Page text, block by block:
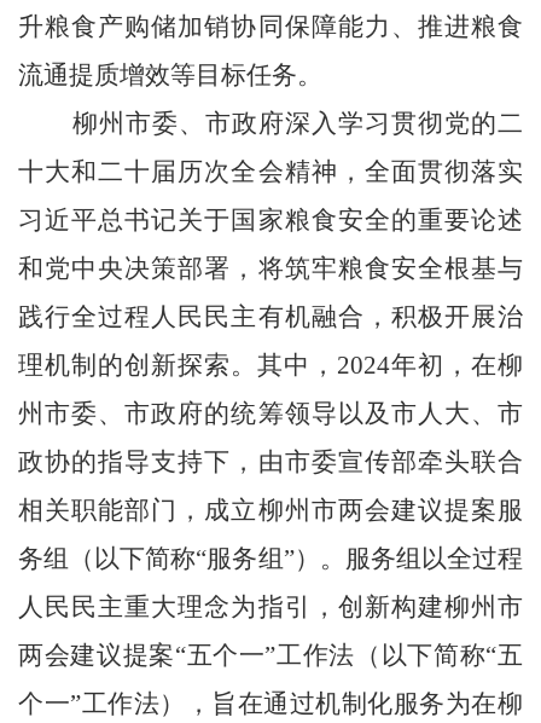
升粮食产购储加销协同保障能力、推进粮食
流通提质增效等目标任务。
柳州市委、市政府深入学习贯彻党的二
十大和二十届历次全会精神，全面贯彻落实
习近平总书记关于国家粮食安全的重要论述
和党中央决策部署，将筑牢粮食安全根基与
践行全过程人民民主有机融合，积极开展治
理机制的创新探索。其中，2024年初，在柳
州市委、市政府的统筹领导以及市人大、市
政协的指导支持下，由市委宣传部牵头联合
相关职能部门，成立柳州市两会建议提案服
务组（以下简称“服务组”）。服务组以全过程
人民民主重大理念为指引，创新构建柳州市
两会建议提案“五个一”工作法（以下简称“五
个一”工作法）， 旨在通过机制化服务为在柳